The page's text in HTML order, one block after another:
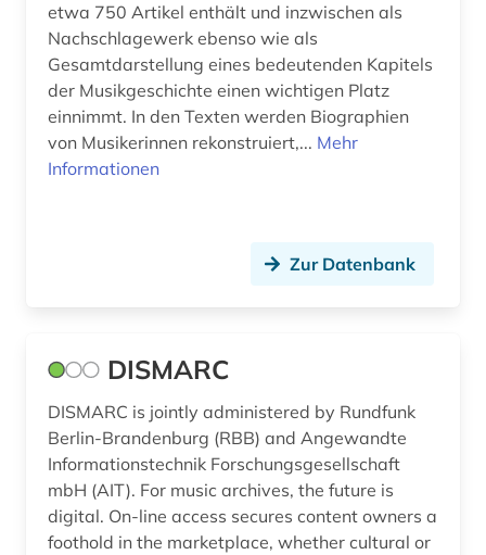
etwa 750 Artikel enthält und inzwischen als
Nachschlagewerk ebenso wie als
Gesamtdarstellung eines bedeutenden Kapitels
der Musikgeschichte einen wichtigen Platz
einnimmt. In den Texten werden Biographien
von Musikerinnen rekonstruiert,... Mehr
Informationen
Zur Datenbank
DISMARC
DISMARC is jointly administered by Rundfunk
Berlin-Brandenburg (RBB) and Angewandte
Informationstechnik Forschungsgesellschaft
mbH (AIT). For music archives, the future is
digital. On-line access secures content owners a
foothold in the marketplace, whether cultural or